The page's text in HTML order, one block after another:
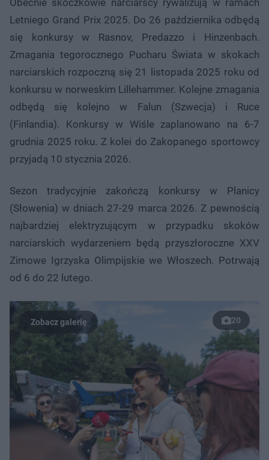
Letniego Grand Prix 2025. Do 26 października odbędą
się konkursy w Rasnov, Predazzo i Hinzenbach.
Zmagania tegorocznego Pucharu Świata w skokach
narciarskich rozpoczną się 21 listopada 2025 roku od
konkursu w norweskim Lillehammer. Kolejne zmagania
odbędą się kolejno w Falun (Szwecja) i Ruce
(Finlandia). Konkursy w Wiśle zaplanowano na 6-7
grudnia 2025 roku. Z kolei do Zakopanego sportowcy
przyjadą 10 stycznia 2026.
Sezon tradycyjnie zakończą konkursy w Planicy
(Słowenia) w dniach 27-29 marca 2026. Z pewnością
najbardziej elektryzującym w przypadku skoków
narciarskich wydarzeniem będą przyszłoroczne XXV
Zimowe Igrzyska Olimpijskie we Włoszech. Potrwają
od 6 do 22 lutego.
20